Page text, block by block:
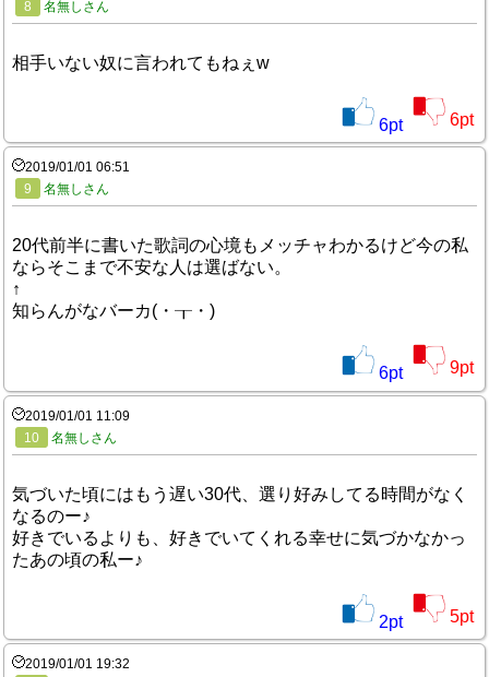
8
名無しさん
相手いない奴に言われてもねぇw
6pt 6pt
2019/01/01 06:51
9
名無しさん
20代前半に書いた歌詞の心境もメッチャわかるけど今の私
ならそこまで不安な人は選ばない。
↑
知らんがなバーカ(・┰・)
6pt 9pt
2019/01/01 11:09
10
名無しさん
気づいた頃にはもう遅い30代、選り好みしてる時間がなく
なるのー♪
好きでいるよりも、好きでいてくれる幸せに気づかなかっ
たあの頃の私ー♪
2pt 5pt
2019/01/01 19:32